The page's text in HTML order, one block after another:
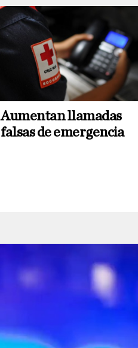
Aumentan llamadas
falsas de emergencia